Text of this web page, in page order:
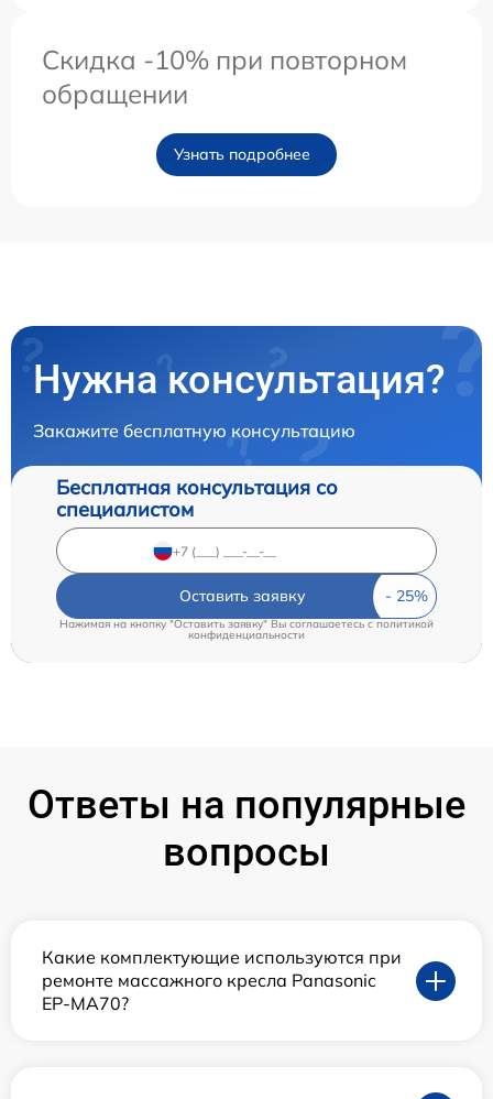
Скидка -10% при повторном
обращении
Узнать подробнее
Нужна консультация?
Закажите бесплатную консультацию
Бесплатная консультация со
специалистом
Оставить заявку
Нажимая на кнопку "Оставить заявку" Вы соглашаетесь c политикой
конфиденциальности
Ответы на популярные
вопросы
Какие комплектующие используются при
ремонте массажного кресла Panasonic
EP-MA70?